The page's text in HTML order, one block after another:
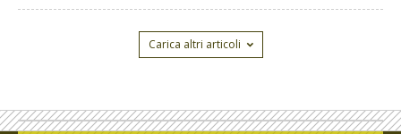
Carica altri articoli